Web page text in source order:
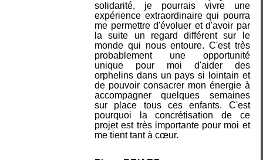
solidarité, je pourrais vivre une
expérience extraordinaire qui pourra
me permettre d'évoluer et d'avoir par
la suite un regard différent sur le
monde qui nous entoure. C'est très
probablement une opportunité
unique pour moi d'aider des
orphelins dans un pays si lointain et
de pouvoir consacrer mon énergie à
accompagner quelques semaines
sur place tous ces enfants. C'est
pourquoi la concrétisation de ce
projet est très importante pour moi et
me tient tant à cœur.